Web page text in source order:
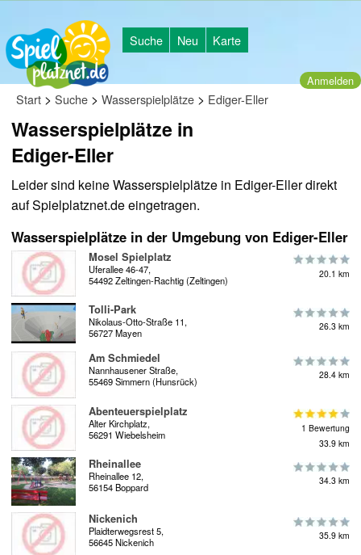
Suche Neu Karte
Anmelden
Start > Suche > Wasserspielplätze > Ediger-Eller
Wasserspielplätze in
Ediger-Eller
Leider sind keine Wasserspielplätze in Ediger-Eller direkt
auf Spielplatznet.de eingetragen.
Wasserspielplätze in der Umgebung von Ediger-Eller
Mosel Spielplatz
Uferallee 46-47,
54492 Zeltingen-Rachtig (Zeltingen)
20.1 km
Tolli-Park
Nikolaus-Otto-Straße 11,
56727 Mayen
26.3 km
Am Schmiedel
Nannhausener Straße,
55469 Simmern (Hunsrück)
28.4 km
Abenteuerspielplatz
Alter Kirchplatz,
56291 Wiebelsheim
1 Bewertung
33.9 km
Rheinallee
Rheinallee 12,
56154 Boppard
34.3 km
Nickenich
Plaidterwegsrest 5,
56645 Nickenich
35.9 km